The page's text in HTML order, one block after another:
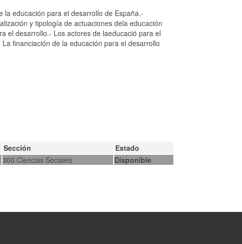
educación para el desarrollo de España.-
y tipología de actuaciones dela educación
el desarrollo.- Los actores de laeducació para el
financiación de la educación para el desarrollo
Sección
Estado
300 Ciencias Sociales Disponible